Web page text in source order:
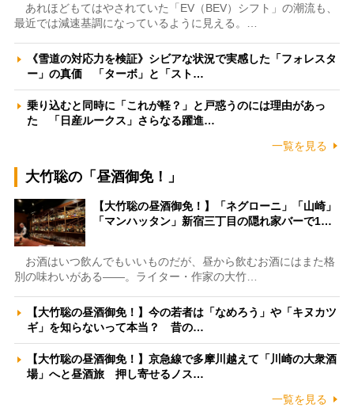
あれほどもてはやされていた「EV（BEV）シフト」の潮流も、
最近では減速基調になっているように見える。…
《雪道の対応力を検証》シビアな状況で実感した「フォレスタ
ー」の真価 「ターボ」と「スト…
乗り込むと同時に「これが軽？」と戸惑うのには理由があっ
た 「日産ルークス」さらなる躍進…
一覧を見る
大竹聡の「昼酒御免！」
【大竹聡の昼酒御免！】「ネグローニ」「山崎」
「マンハッタン」新宿三丁目の隠れ家バーで1…
お酒はいつ飲んでもいいものだが、昼から飲むお酒にはまた格
別の味わいがある――。ライター・作家の大竹…
【大竹聡の昼酒御免！】今の若者は「なめろう」や「キヌカツ
ギ」を知らないって本当？ 昔の…
【大竹聡の昼酒御免！】京急線で多摩川越えて「川崎の大衆酒
場」へと昼酒旅 押し寄せるノス…
一覧を見る